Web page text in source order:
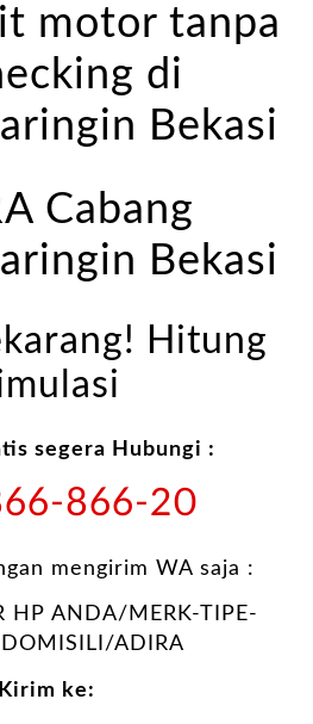
motor tanpa
di
Bekasi
Cabang
Bekasi
Hitung
segera Hubungi :
866-20
mengirim WA saja :
HP ANDA/MERK-TIPE-
ADIRA
Kirim ke: